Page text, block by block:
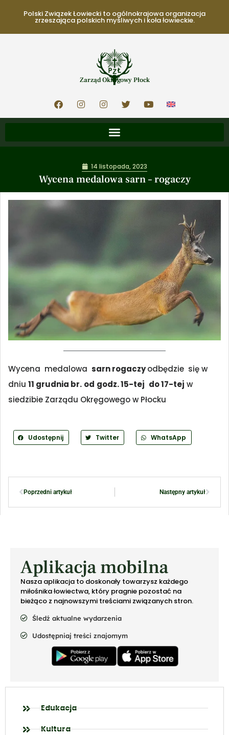
Polski Związek Łowiecki to ogólnokrajowa organizacja
zrzeszająca polskich myśliwych i koła łowieckie.
Zarząd Okręgowy Płock
Wycena medalowa sarn – rogaczy
14 listopada, 2023
Wycena medalowa sarn rogaczyodbędzie się w
dniu 11 grudnia br. od godz. 15-tej do 17-tej w
siedzibie Zarządu Okręgowego w Płocku
Udostępnij Twitter WhatsApp
Poprzedni artykuł Następny artykuł
Aplikacja mobilna
Nasza aplikacja to doskonały towarzysz każdego
miłośnika łowiectwa, który pragnie pozostać na
bieżąco z najnowszymi treściami związanych stron.
Śledź aktualne wydarzenia
Udostępniaj treści znajomym
Edukacja
Kultura